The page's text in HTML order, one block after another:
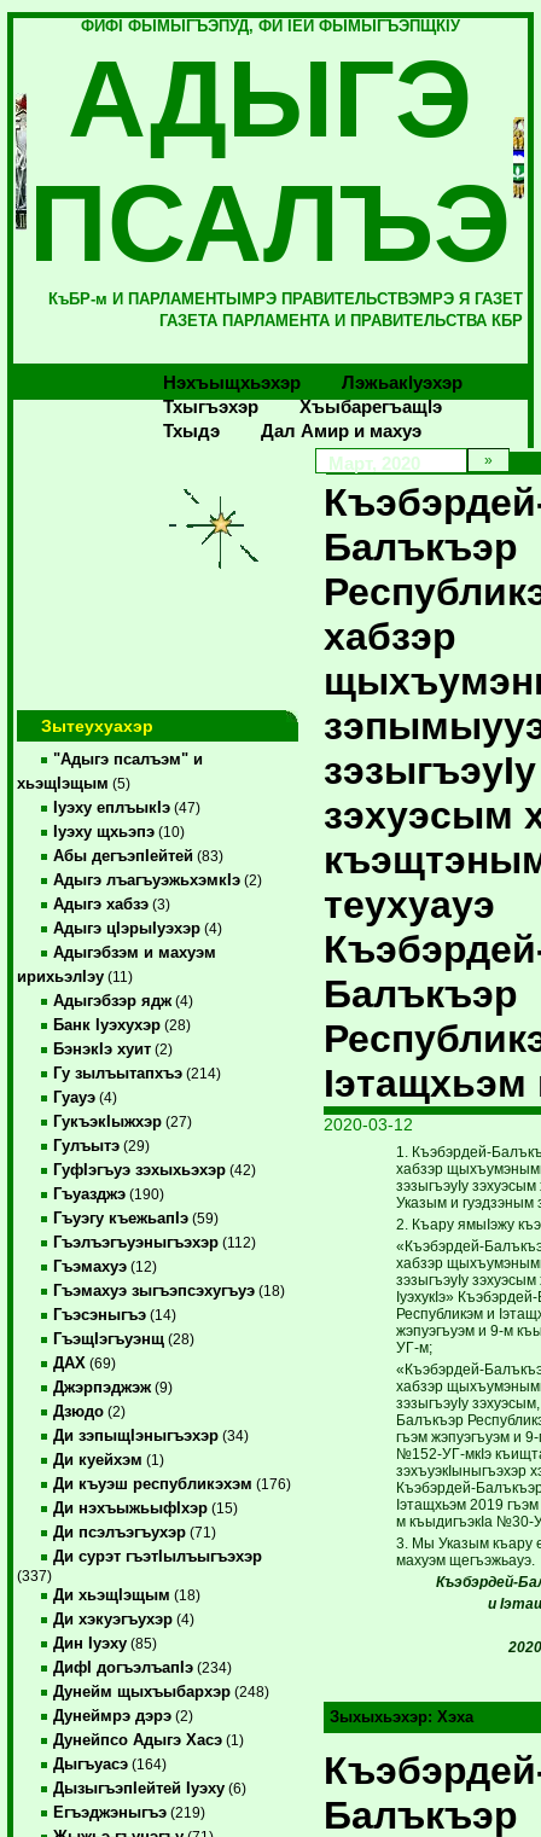
ФИФI ФЫМЫГЪЭПУД, ФИ IЕЙ ФЫМЫГЪЭПЩКIУ
АДЫГЭ
ПСАЛЪЭ
КъБР-м И ПАРЛАМЕНТЫМРЭ ПРАВИТЕЛЬСТВЭМРЭ Я ГАЗЕТ
ГАЗЕТА ПАРЛАМЕНТА И ПРАВИТЕЛЬСТВА КБР
Нэхъыщхьэхэр
Лэжьакlуэхэр
Тхыгъэхэр
Хъыбарегъащlэ
Тхыдэ
Дал Амир и махуэ
Зытеухуахэр
"Адыгэ псалъэм" и
хьэщIэщым (5)
Iуэху еплъыкIэ (47)
Iуэху щхьэпэ (10)
Абы дегъэпIейтей (83)
Адыгэ лъагъуэжьхэмкIэ (2)
Адыгэ хабзэ (3)
Адыгэ цIэрыIуэхэр (4)
Адыгэбзэм и махуэм
ирихьэлIэу (11)
Адыгэбзэр ядж (4)
Банк Iуэхухэр (28)
БэнэкIэ хуит (2)
Гу зылъытапхъэ (214)
Гуауэ (4)
ГукъэкIыжхэр (27)
Гулъытэ (29)
ГуфIэгъуэ зэхыхьэхэр (42)
Гъуазджэ (190)
Гъуэгу къежьапIэ (59)
Гъэлъэгъуэныгъэхэр (112)
Гъэмахуэ (12)
Гъэмахуэ зыгъэпсэхугъуэ (18)
Гъэсэныгъэ (14)
ГъэщIэгъуэнщ (28)
ДАХ (69)
Джэрпэджэж (9)
Дзюдо (2)
Ди зэпыщIэныгъэхэр (34)
Ди куейхэм (1)
Ди къуэш республикэхэм (176)
Ди нэхъыжьыфIхэр (15)
Ди псэлъэгъухэр (71)
Ди сурэт гъэтIылъыгъэхэр
(337)
Ди хьэщIэщым (18)
Ди хэкуэгъухэр (4)
Дин Iуэху (85)
ДифI догъэлъапIэ (234)
Дунейм щыхъыбархэр (248)
Дунеймрэ дэрэ (2)
Дунейпсо Адыгэ Хасэ (1)
Дыгъуасэ (164)
ДызыгъэпIейтей Iуэху (6)
Егъэджэныгъэ (219)
Март, 2020
Балъкъэр
хабзэр
зэзыгъэуIу
зэхуэсым
теухуауэ
Балъкъэр
Iэтащхьэм
2020-03-12
1. Къэбэрдей-
хабзэр
зэзыгъэуIу
Указым и гуэдзэным
2. Къару ямыIэжу
«Къэбэрдей-
хабзэр
зэзыгъэуIу
IуэхукIэ»
Республикэм и
жэпуэгъуэм и 9-м
УГ-м;
«Къэбэрдей-
хабзэр
зэзыгъэуIу
Балъкъэр
гъэм жэпуэгъуэм и
№152-УГ-мкIэ
зэхъуэкIыныгъэхэр
Къэбэр­дей-
Iэтащхьэм 2019
м къыдигъэкIа №30-
3. Мы Указым къару
махуэм щегъэжьауэ.
Къэбэрдей-
и
Зыхыхьэхэр:Хэха
Балъкъэр